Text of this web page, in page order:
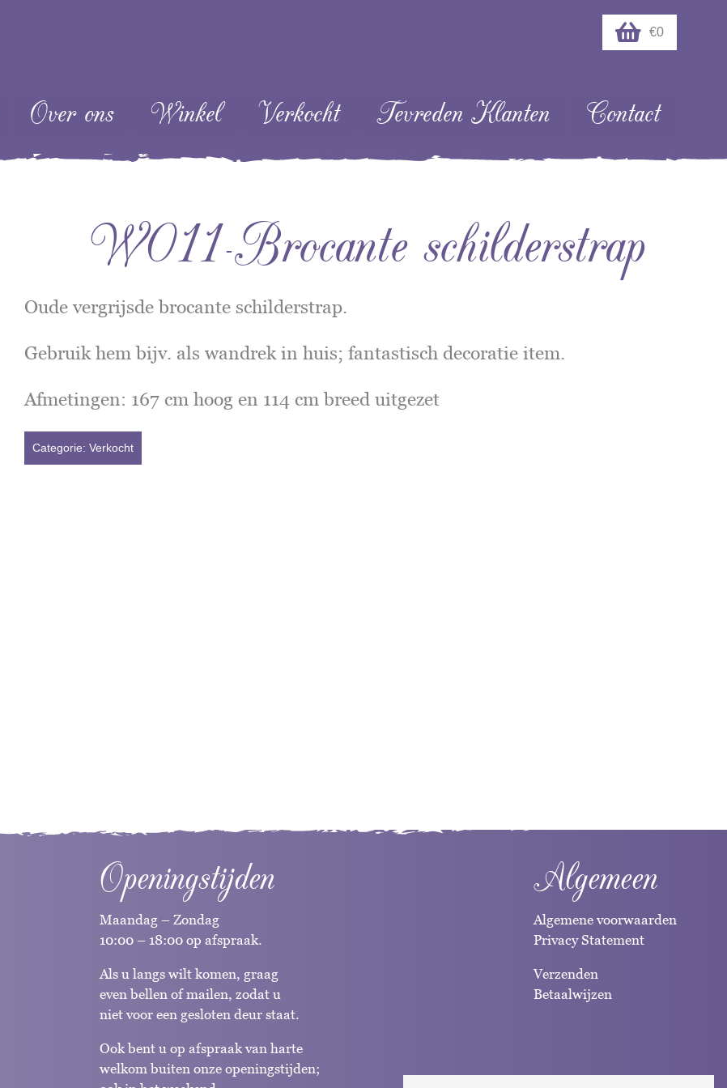
€0
Over ons Winkel Verkocht Tevreden Klanten Contact
W011-Brocante schilderstrap
Oude vergrijsde brocante schilderstrap.
Gebruik hem bijv. als wandrek in huis; fantastisch decoratie item.
Afmetingen: 167 cm hoog en 114 cm breed uitgezet
Categorie:Verkocht
Openingstijden
Maandag – Zondag
10:00 – 18:00 op afspraak.
Als u langs wilt komen, graag
even bellen of mailen, zodat u
niet voor een gesloten deur staat.
Ook bent u op afspraak van harte
welkom buiten onze openingstijden;
Algemeen
Algemene voorwaarden
Privacy Statement
Verzenden
Betaalwijzen